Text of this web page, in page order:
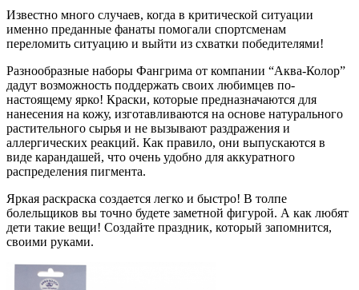
Известно много случаев, когда в критической ситуации
именно преданные фанаты помогали спортсменам
переломить ситуацию и выйти из схватки победителями!
Разнообразные наборы Фангрима от компании “Аква-Колор”
дадут возможность поддержать своих любимцев по-
настоящему ярко! Краски, которые предназначаются для
нанесения на кожу, изготавливаются на основе натурального
растительного сырья и не вызывают раздражения и
аллергических реакций. Как правило, они выпускаются в
виде карандашей, что очень удобно для аккуратного
распределения пигмента.
Яркая раскраска создается легко и быстро! В толпе
болельщиков вы точно будете заметной фигурой. А как любят
дети такие вещи! Создайте праздник, который запомнится,
своими руками.